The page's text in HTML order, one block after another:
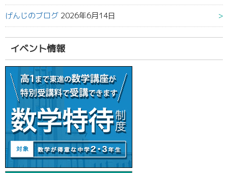
げんじのブログ 2026年6月14日
イベント情報